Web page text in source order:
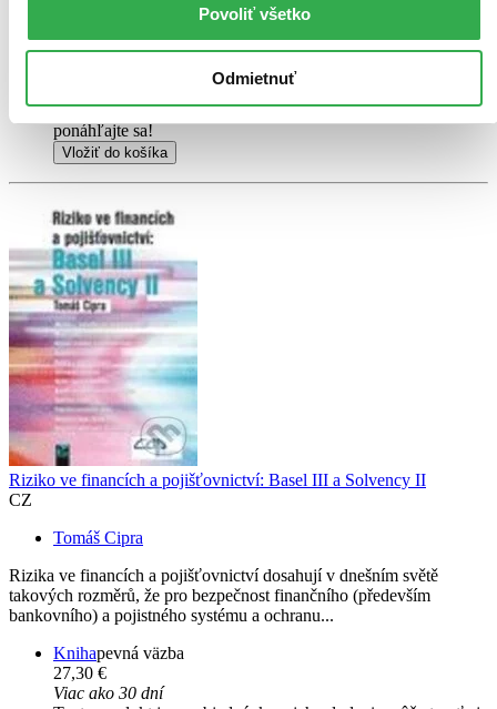
Povoliť všetko
Odmietnuť
na niektorých obaloch zanechať stopy.
Na sklade
Tento produkt síce máme aktuálne na sklade, máme však už
iba posledné kusy a ďalšie už nemá ani distribútor, preto je
možné, že bude onedlho úplne vypredaný. Ak ho chcete mať,
ponáhľajte sa!
Vložiť do košíka
Riziko ve financích a pojišťovnictví: Basel III a Solvency II
CZ
Tomáš Cipra
Rizika ve financích a pojišťovnictví dosahují v dnešním světě
takových rozměrů, že pro bezpečnost finančního (především
bankovního) a pojistného systému a ochranu...
Knihapevná väzba
27,30 €
Viac ako 30 dní